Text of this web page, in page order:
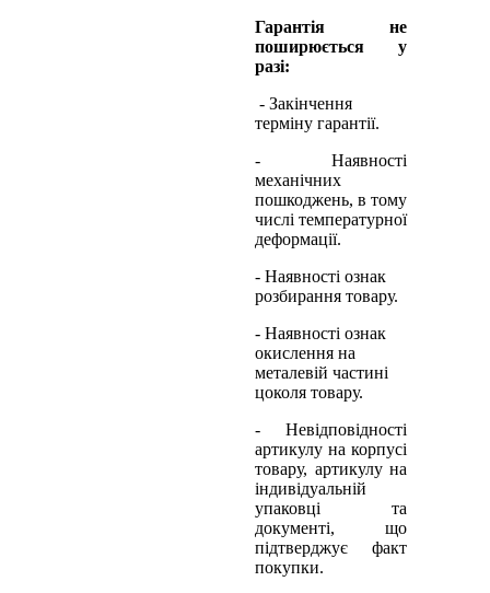
Гарантія не
поширюється у
разі:
- Закінчення
терміну гарантії.
- Наявності
механічних
пошкоджень, в тому
числі температурної
деформації.
- Наявності ознак
розбирання товару.
- Наявності ознак
окислення на
металевій частині
цоколя товару.
- Невідповідності
артикулу на корпусі
товару, артикулу на
індивідуальній
упаковці та
документі, що
підтверджує факт
покупки.